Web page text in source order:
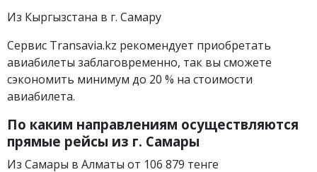
Из Кыргызстана в г. Самару
Сервис Transavia.kz рекомендует приобретать
авиабилеты заблаговременно, так вы сможете
сэкономить минимум до 20 % на стоимости
авиабилета.
По каким направлениям осуществляются
прямые рейсы из г. Самары
Из Самары в Алматы от 106 879 тенге